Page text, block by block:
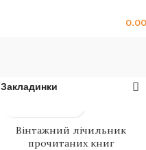
0.00
Закладинки
Вінтажний лічильник
прочитаних книг